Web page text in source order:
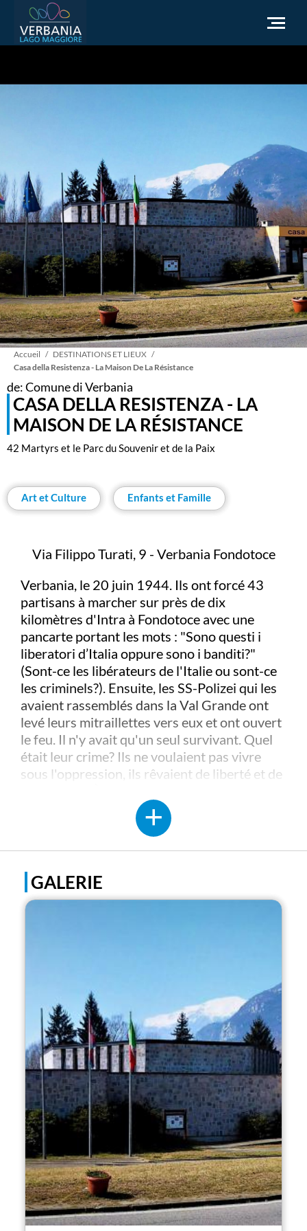
Besoin d'aide?
Accédez au site officiel
Fil
d'Ariane
Accueil
DESTINATIONS ET LIEUX
Casa della Resistenza - La Maison De La Résistance
de: Comune di Verbania
CASA DELLA RESISTENZA - LA
MAISON DE LA RÉSISTANCE
42 Martyrs et le Parc du Souvenir et de la Paix
Art et Culture Enfants et Famille
Via Filippo Turati, 9 - Verbania Fondotoce
Verbania, le 20 juin 1944. Ils ont forcé 43
partisans à marcher sur près de dix
kilomètres d'Intra à Fondotoce avec une
pancarte portant les mots : "Sono questi i
liberatori d’Italia oppure sono i banditi?"
(Sont-ce les libérateurs de l'Italie ou sont-ce
les criminels?). Ensuite, les SS-Polizei qui les
avaient rassemblés dans la Val Grande ont
levé leurs mitraillettes vers eux et ont ouvert
le feu. Il n'y avait qu'un seul survivant. Quel
était leur crime? Ils ne voulaient pas vivre
sous l'oppression, ils rêvaient de liberté et de
partageaient leurs idéaux ont triomphé, et ils
ont créé le Parco della Memoria e della Pace
(Parc du Souvenir et de la Paix) sur le site du
leur message.Le mémorial des morts pour la
liberté et la démocratiese dresse sur une
superficie d'environ 16 000 mètres carrés:
Un côté du mur porte une plaque en mémoire
de l'assassinat d'un groupe de Juifs perpétré
par des soldats allemands sur les rives du Lac
Majeur en septembre-octobre 1943: c'était
lepremier massacre nazide Juifs commis en
Italie.
Le complexe monumental abrite également
une urne contenant les cendres d'undéporté
inconnu de Mauthausen,une sculpture en
bronze dédiée aux Géorgienscombattant
dans les rangs de la Résistance italienne et,
enfin, un hommage aux prisonniers militaires
des camps de concentration nazis qui ne sont
GALERIE